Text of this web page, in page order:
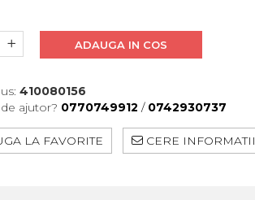
ADAUGA IN COS
410080156
ajutor? 0770749912 / 0742930737
LA FAVORITE CERE INFORMATII